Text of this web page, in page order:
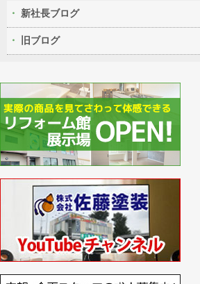
新社長ブログ
旧ブログ